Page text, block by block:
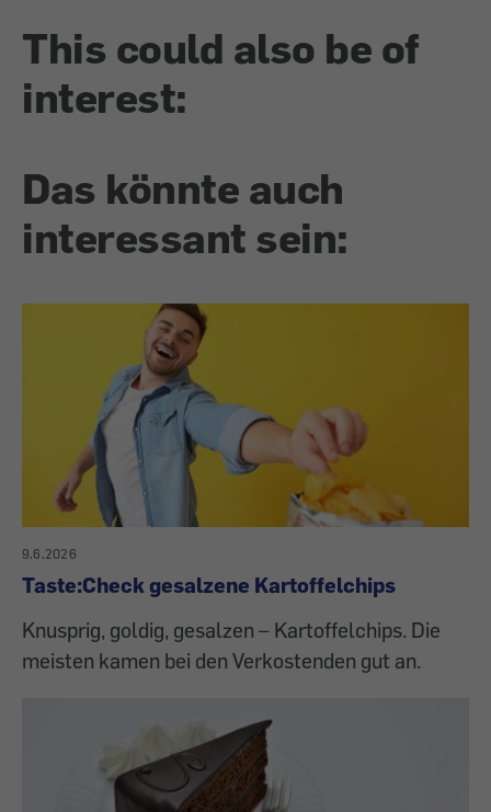
This could also be of
interest:
Das könnte auch
interessant sein:
9.6.2026
Taste:Check gesalzene Kartoffelchips
Knusprig, goldig, gesalzen – Kartoffelchips. Die
meisten kamen bei den Verkostenden gut an.